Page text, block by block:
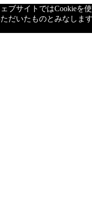
ブサイトではCookieを
だいたものとみなします